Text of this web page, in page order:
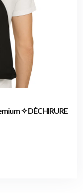
✧ DÉCHIRURE